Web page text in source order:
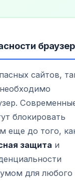
сайтов,
блокировать
еще до того,
защита и
для любого